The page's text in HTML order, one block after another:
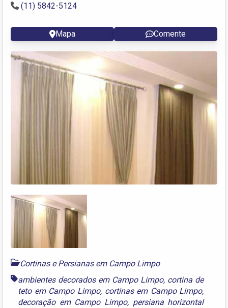
(11) 5842-5124
Mapa Comente
Cortinas e Persianas em Campo Limpo
ambientes decorados em Campo Limpo, cortina de
teto em Campo Limpo, cortinas em Campo Limpo,
decoração em Campo Limpo, persiana horizontal